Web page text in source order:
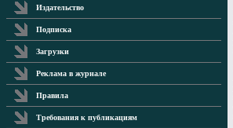
Издательство
Подписка
Загрузки
Реклама в журнале
Правила
Требования к публикациям